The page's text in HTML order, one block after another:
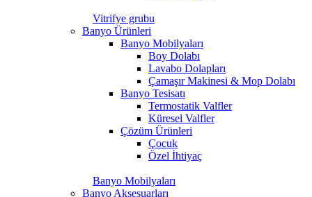
Vitrifye grubu
Banyo Ürünleri
Banyo Mobilyaları
Boy Dolabı
Lavabo Dolapları
Çamaşır Makinesi & Mop Dolabı
Banyo Tesisatı
Termostatik Valfler
Küresel Valfler
Çözüm Ürünleri
Çocuk
Özel İhtiyaç
Banyo Mobilyaları
Banyo Aksesuarları